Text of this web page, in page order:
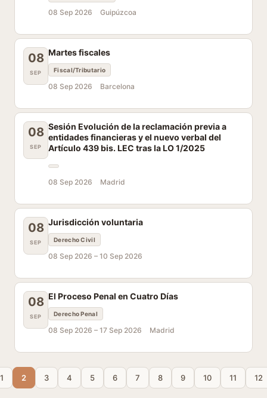
08 Sep 2026 Guipúzcoa
08
SEP
Martes fiscales
Fiscal/Tributario
08 Sep 2026 Barcelona
08
SEP
Sesión Evolución de la reclamación previa a
entidades financieras y el nuevo verbal del
Artículo 439 bis. LEC tras la LO 1/2025
08 Sep 2026 Madrid
08
SEP
Jurisdicción voluntaria
Derecho Civil
08 Sep 2026 – 10 Sep 2026
08
SEP
El Proceso Penal en Cuatro Días
Derecho Penal
08 Sep 2026 – 17 Sep 2026 Madrid
1 2 3 4 5 6 7 8 9 10 11 12